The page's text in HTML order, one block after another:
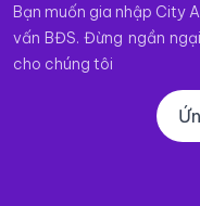
Bạn muốn gia nhập City
vấn BĐS. Đừng ngần
cho chúng tôi